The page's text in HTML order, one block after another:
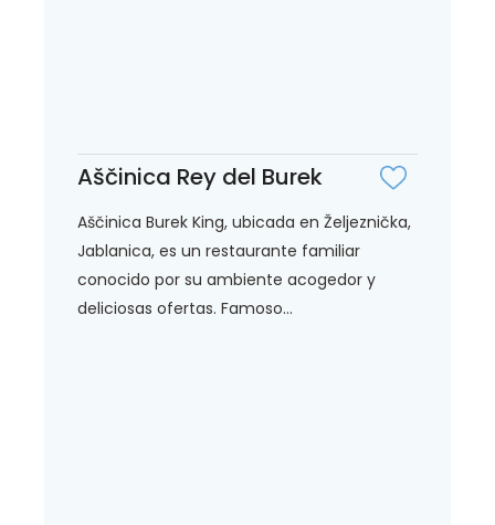
Aščinica Rey del Burek
Aščinica Burek King, ubicada en Željeznička,
Jablanica, es un restaurante familiar
conocido por su ambiente acogedor y
deliciosas ofertas. Famoso...